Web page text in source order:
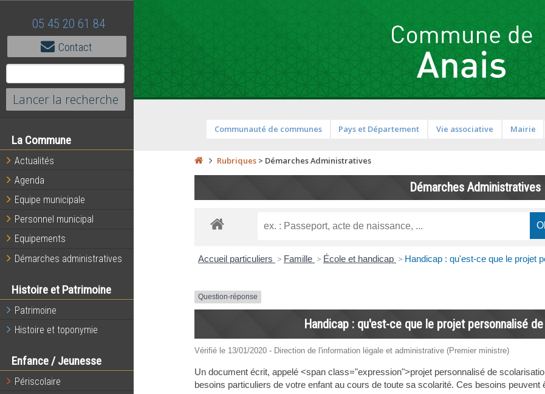
05 45 20 61 84
Contact
La Commune
Actualités
Agenda
Equipe municipale
Personnel municipal
Equipements
Démarches administratives
Histoire et Patrimoine
Patrimoine
Histoire et toponymie
Enfance / Jeunesse
Périscolaire
Communauté de communes Pays et Département Vie associative Mairie
Rubriques> Démarches Administratives
Démarches Administratives
Accueil particuliers > Famille > École et handicap > Handicap : qu'est-ce que le projet
Question-réponse
Handicap : qu'est-ce que le projet personnalisé
Vérifié le 13/01/2020 - Direction de l'information légale et administrative (Premier ministre)
Un document écrit, appelé <span class="expression">projet personnalisé de
besoins particuliers de votre enfant au cours de toute sa scolarité. Ces besoins peuvent